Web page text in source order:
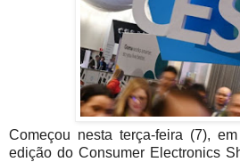
Começou nesta terça-feira (7),
edição do Consumer Electronics